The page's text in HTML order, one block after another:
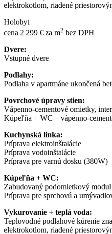
elektrokotlom, riadené
Holobyt
cena 2 299 € za m2 bez DPH
Dvere:
Vstupné dvere
Podlahy:
Podlaha v apartmáne ukončená
Povrchové úpravy stien:
Vápenno-cementové omietky,
Kúpeľňa + WC – vápenno-
Kuchynská linka:
Príprava elektroinštalácie
Príprava vodoinštalácie
Príprava pre varnú dosku (380W)
Kúpeľňa + WC:
Zabudovaný podomietkový
Príprava pre sprchovú a
Vykurovanie + teplá voda:
Teplovodné podlahové kúrenie
elektrokotlom, riadené